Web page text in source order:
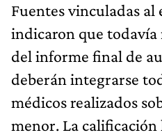
Fuentes vinculadas al
indicaron que todavía
del informe final de
deberán integrarse
médicos realizados
menor. La